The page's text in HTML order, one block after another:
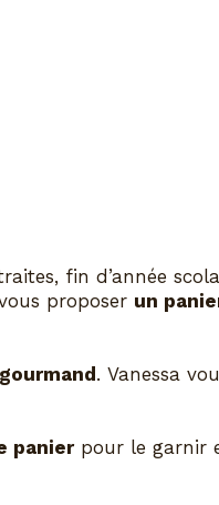
fin d’année
proposer un
. Vanessa
panierpour le garnir